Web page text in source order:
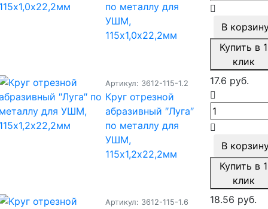
по металлу для
УШМ,
115х1,0х22,2мм
В
Купить в 1
клик
Артикул: 3612-115-1.2
Круг отрезной
абразивный ″Луга″
по металлу для
УШМ,
115х1,2х22,2мм
17.6 руб.
В
Купить в 1
клик
Артикул: 3612-115-1.6 18.56 руб.